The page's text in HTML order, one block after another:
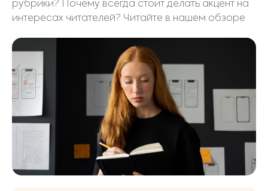
рубрики? Почему всегда стоит делать акцент на
интересах читателей? Читайте в нашем обзоре